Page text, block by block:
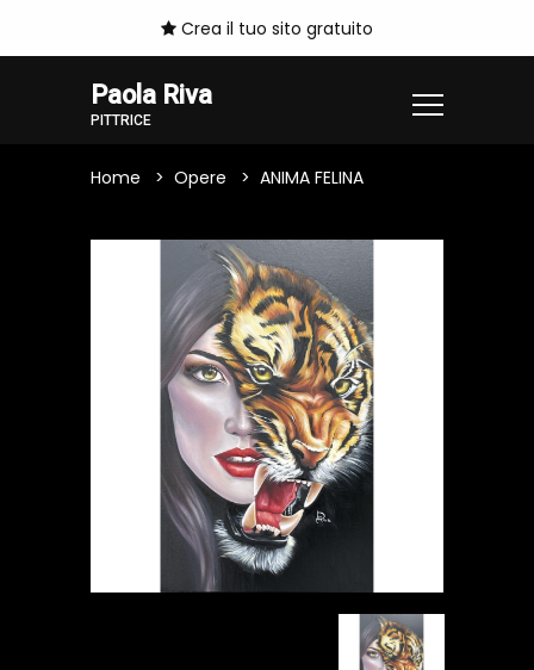
Crea il tuo sito gratuito
Paola Riva
PITTRICE
Home Opere ANIMA FELINA